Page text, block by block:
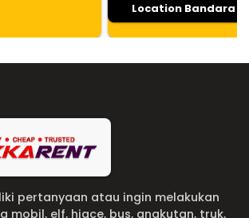
Location Bandara
pertanyaan atau ingin melakukan
mobil, elf, hiace, bus, angkutan, truk,